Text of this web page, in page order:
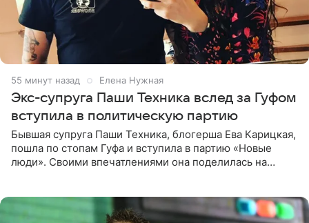
55 минут назад Елена Нужная
Экс-супруга Паши Техника вслед за Гуфом
вступила в политическую партию
Бывшая супруга Паши Техника, блогерша Ева Карицкая,
пошла по стопам Гуфа и вступила в партию «Новые
люди». Своими впечатлениями она поделилась на